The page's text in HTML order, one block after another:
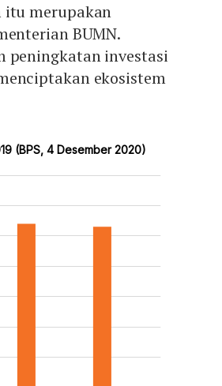
itu merupakan
BUMN.
peningkatan investasi
ekosistem